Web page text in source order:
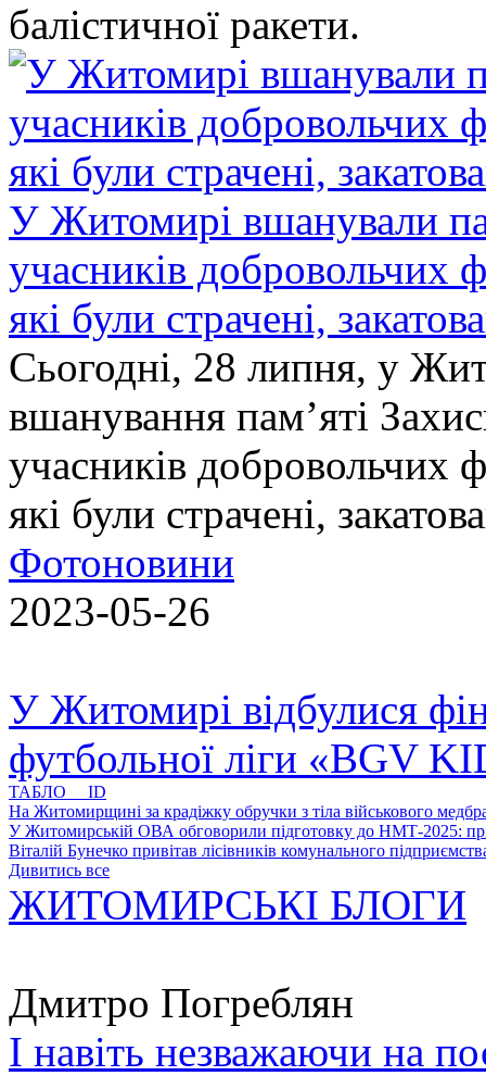
балістичної ракети.
У Житомирі вшанували
учасників добровольчих
які були страчені,
Сьогодні, 28 липня, у
вшанування пам’яті
учасників добровольчих
які були страчені,
Фотоновини
2023-05-26
У Житомирі відбулися
футбольної ліги «BGV
ТАБЛО ID
На Житомирщині за крадіжку обручки з тіла військового
У Житомирській ОВА обговорили підготовку до НМТ-2025:
Віталій Бунечко привітав лісівників комунального
Дивитись все
ЖИТОМИРСЬКІ БЛОГИ
Дмитро Погреблян
І навіть незважаючи на